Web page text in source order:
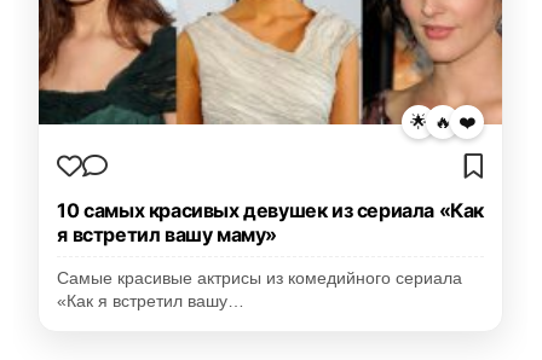
🌟 🔥 ❤️
10 самых красивых девушек из сериала «Как
я встретил вашу маму»
Самые красивые актрисы из комедийного сериала
«Как я встретил вашу…